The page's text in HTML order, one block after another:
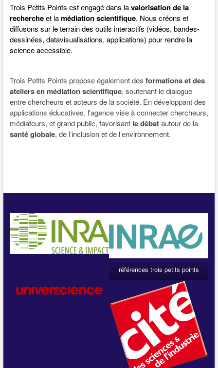
Trois Petits Points est engagé dans lavalorisation de la
rechercheet lamédiation scientifique. Nous créons et
diffusons sur le terrain des outils interactifs (vidéos, bandes-
dessinées, datavisualisations, applications) pour rendre la
science accessible.
Trois Petits Points propose également des formations et des
ateliers en médiation scientifique, soutenant le dialogue
entre chercheurs et acteurs de la société. En développant des
applications éducatives, l'agence vise à connecter chercheurs,
médiateurs, et grand public, favorisant le débatautour de la
santé globale, de l’inclusion et de l’environnement.
références trois petits points